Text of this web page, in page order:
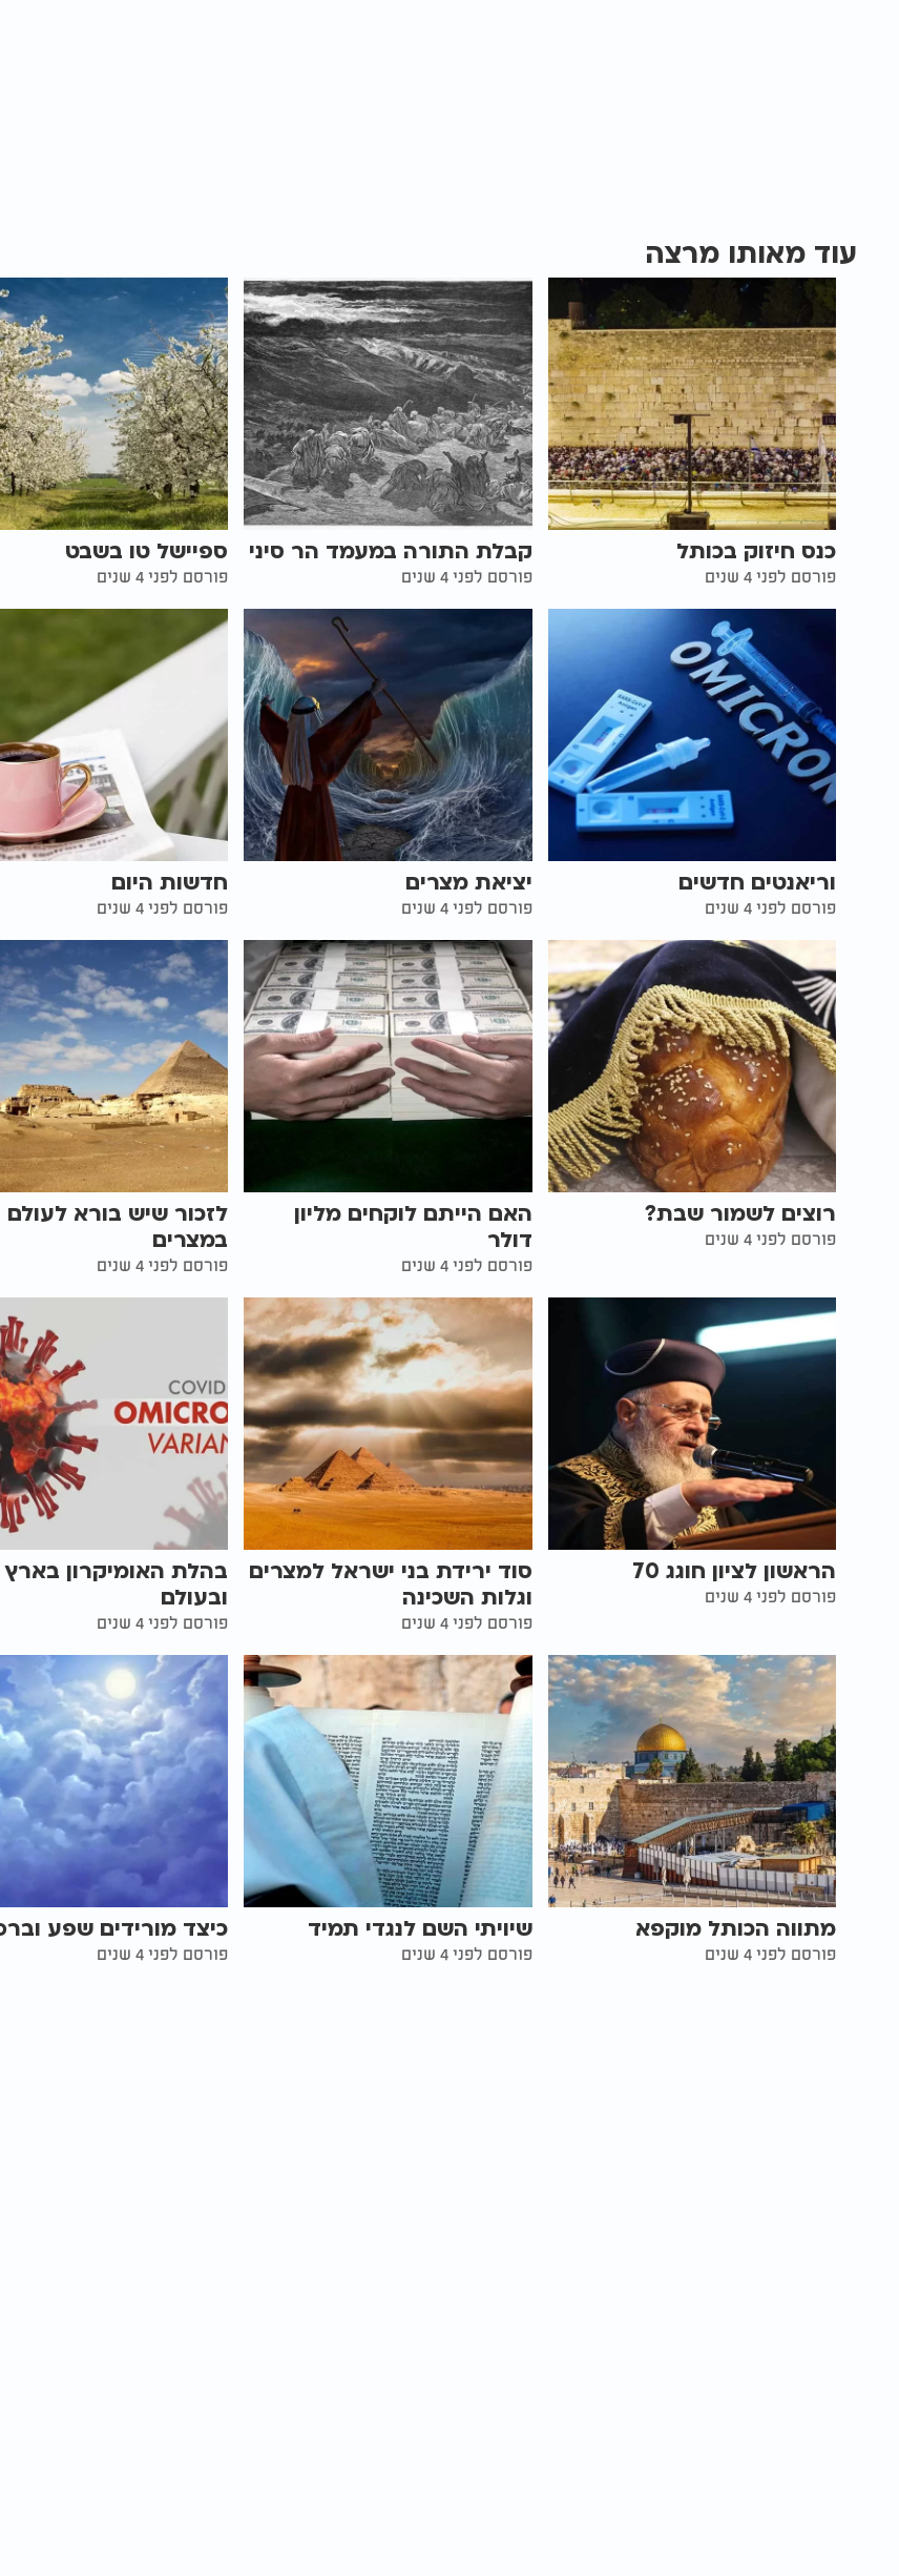
עוד מאותו מרצה
כנס חיזוק בכותל
פורסם לפני 4 שנים
קבלת התורה במעמד הר סיני
פורסם לפני 4 שנים
ספיישל טו בשבט
פורסם לפני 4 שנים
וריאנטים חדשים
פורסם לפני 4 שנים
יציאת מצרים
פורסם לפני 4 שנים
חדשות היום
פורסם לפני 4 שנים
רוצים לשמור שבת?
פורסם לפני 4 שנים
האם הייתם לוקחים מליון
דולר
פורסם לפני 4 שנים
לזכור שיש בורא לעולם
במצרים
פורסם לפני 4 שנים
הראשון לציון חוגג 70
פורסם לפני 4 שנים
סוד ירידת בני ישראל למצרים
וגלות השכינה
פורסם לפני 4 שנים
בהלת האומיקרון בארץ
ובעולם
פורסם לפני 4 שנים
מתווה הכותל מוקפא
פורסם לפני 4 שנים
שיויתי השם לנגדי תמיד
פורסם לפני 4 שנים
כיצד מורידים שפע
פורסם לפני 4 שנים